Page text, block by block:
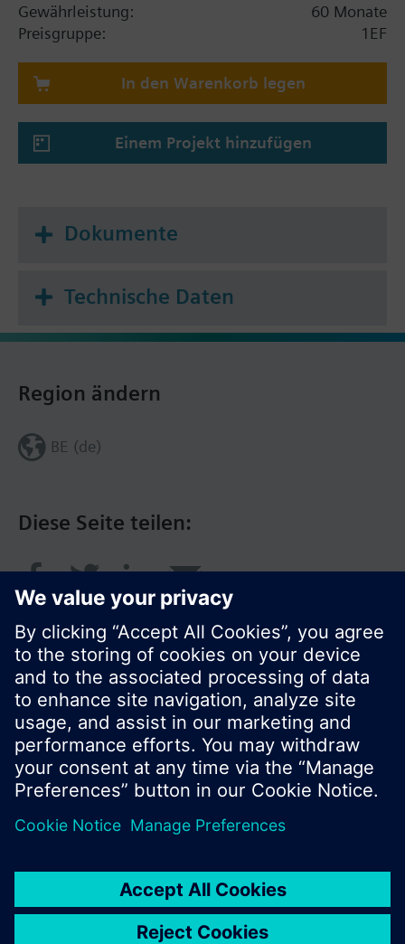
Gewährleistung:
60 Monate
Preisgruppe:
1EF
In den Warenkorb legen
Einem Projekt hinzufügen
Dokumente
Technische Daten
Diese Seite teilen:
Region ändern
BE (de)
© Siemens Schweiz AG 2017
Produktangebot und Preise können pro Land
Nutzungsbedingungen